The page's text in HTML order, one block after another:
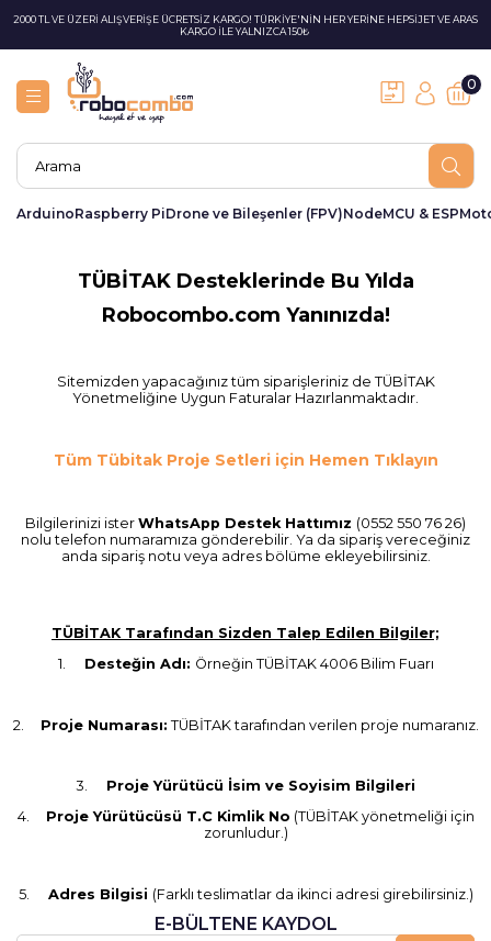
2000 TL VE ÜZERİ ALIŞVERİŞE ÜCRETSİZ KARGO! TÜRKİYE'NİN HER YERİNE HEPSİJET VE ARAS
KARGO İLE YALNIZCA 150₺
0
ArduinoRaspberry PiDrone ve Bileşenler (FPV)NodeMCU & ESP
TÜBİTAK Desteklerinde Bu Yılda
Robocombo.com Yanınızda!
Sitemizden yapacağınız tüm siparişleriniz de TÜBİTAK
Yönetmeliğine Uygun Faturalar Hazırlanmaktadır.
Tüm Tübitak Proje Setleri için Hemen Tıklayın
Bilgilerinizi ister WhatsApp Destek Hattımız (0552 550 76 26)
nolu telefon numaramıza gönderebilir. Ya da sipariş vereceğiniz
anda sipariş notu veya adres bölüme ekleyebilirsiniz.
TÜBİTAK Tarafından Sizden Talep Edilen Bilgiler;
1.
Desteğin Adı: Örneğin TÜBİTAK 4006 Bilim Fuarı
2. Proje Numarası: TÜBİTAK tarafından verilen proje numaranız.
3.
Proje Yürütücü İsim ve Soyisim Bilgileri
4. Proje Yürütücüsü T.C Kimlik No (TÜBİTAK yönetmeliği için
zorunludur.)
5. Adres Bilgisi (Farklı teslimatlar da ikinci adresi girebilirsiniz.)
E-BÜLTENE KAYDOL